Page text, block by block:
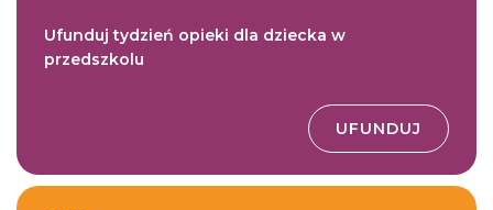
Ufunduj tydzień opieki dla dziecka w
przedszkolu
UFUNDUJ